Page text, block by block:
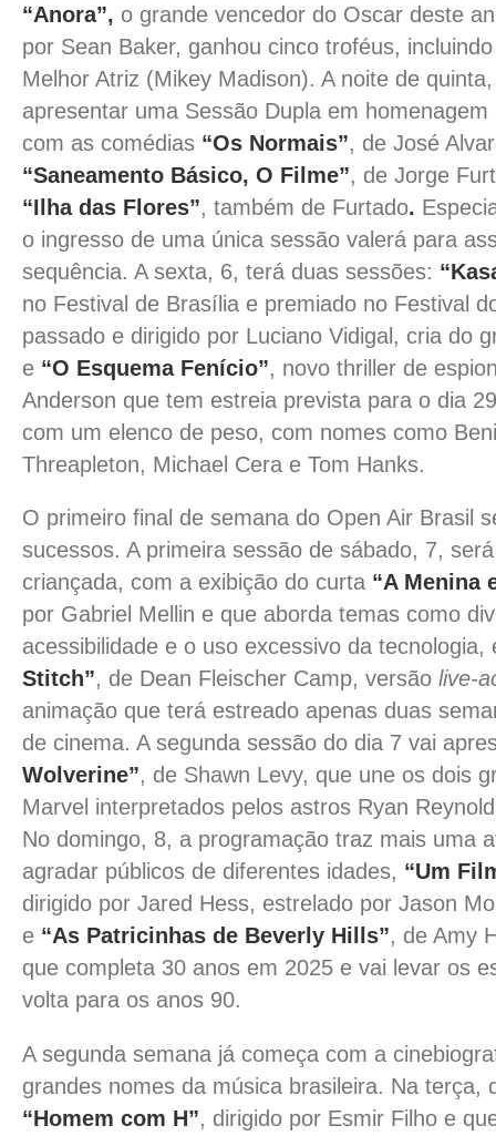
“Anora”, o grande vencedor do Oscar deste
por Sean Baker, ganhou cinco troféus,
Melhor Atriz (Mikey Madison). A noite de
apresentar uma Sessão Dupla em
com as comédias “Os Normais”, de José
“Saneamento Básico, O Filme”, de Jorge
“Ilha das Flores”, também de Furtado.
o ingresso de uma única sessão valerá para
sequência. A sexta, 6, terá duas sessões:
no Festival de Brasília e premiado no Festival
passado e dirigido por Luciano Vidigal, cria do
e “O Esquema Fenício”, novo thriller de
Anderson que tem estreia prevista para o dia
com um elenco de peso, com nomes como
Threapleton, Michael Cera e Tom Hanks.
O primeiro final de semana do Open Air Brasil
sucessos. A primeira sessão de sábado, 7,
criançada, com a exibição do curta “A Menina
por Gabriel Mellin e que aborda temas como
acessibilidade e o uso excessivo da
Stitch”, de Dean Fleischer Camp, versão live-
animação que terá estreado apenas duas
de cinema. A segunda sessão do dia 7 vai
Wolverine”, de Shawn Levy, que une os dois
Marvel interpretados pelos astros Ryan
No domingo, 8, a programação traz mais uma
agradar públicos de diferentes idades, “Um
dirigido por Jared Hess, estrelado por Jason
e “As Patricinhas de Beverly Hills”, de Amy
que completa 30 anos em 2025 e vai levar os
volta para os anos 90.
A segunda semana já começa com a
grandes nomes da música brasileira. Na terça,
“Homem com H”, dirigido por Esmir Filho e